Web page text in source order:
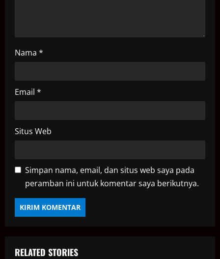
Nama *
Email *
Situs Web
Simpan nama, email, dan situs web saya pada
peramban ini untuk komentar saya berikutnya.
RELATED STORIES